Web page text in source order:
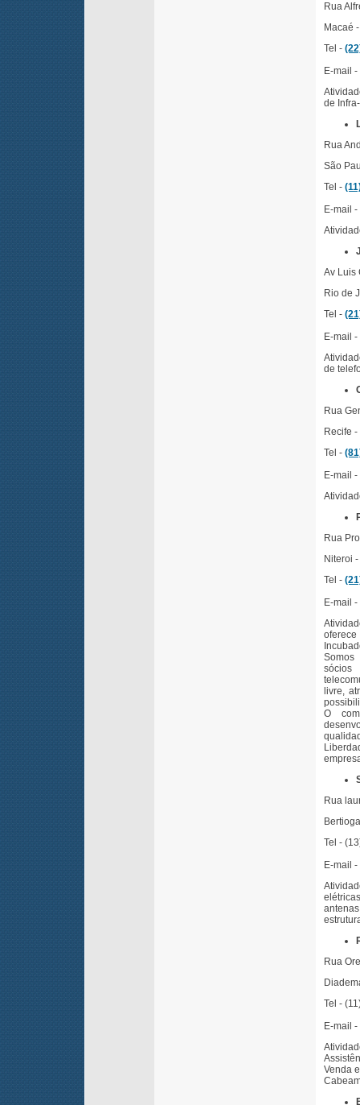
Rua
Macaé
Tel -
E-mail -
de
Rua
São
Tel -
E-mail -
Av Luis
Rio de
Tel -
E-mail -
de
Rua
Recife -
Tel -
E-mail -
Rua
Niteroi
Tel -
E-mail -
oferece
Somos
livre,
O
Rua
Tel -
E-mail -
Rua
Tel -
E-mail -
Venda